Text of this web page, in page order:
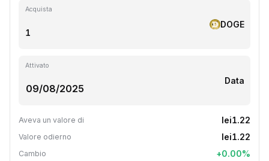
Acquista
DOGE
Attivato
Data
Aveva un valore di lei1.22
Valore odierno lei1.22
Cambio +0.00%